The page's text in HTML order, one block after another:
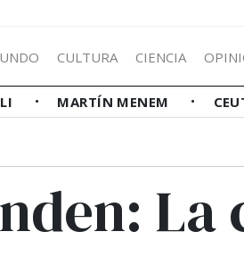
CULTURA CIENCIA
MARTÍN MENEM
La